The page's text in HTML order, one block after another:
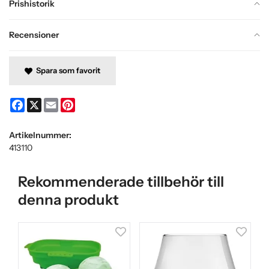
Prishistorik
Recensioner
Spara som favorit
Facebook
X Email
Artikelnummer:
413110
Rekommenderade tillbehör till
denna produkt